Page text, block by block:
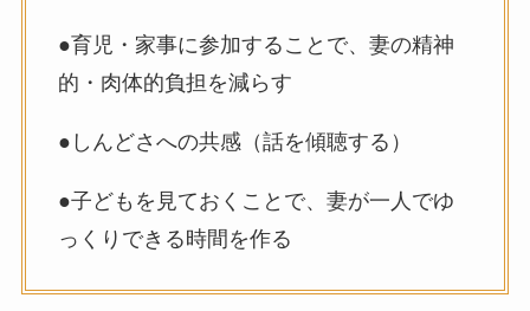
●育児・家事に参加することで、妻の精神
的・肉体的負担を減らす
●しんどさへの共感（話を傾聴する）
●子どもを見ておくことで、妻が一人でゆ
っくりできる時間を作る